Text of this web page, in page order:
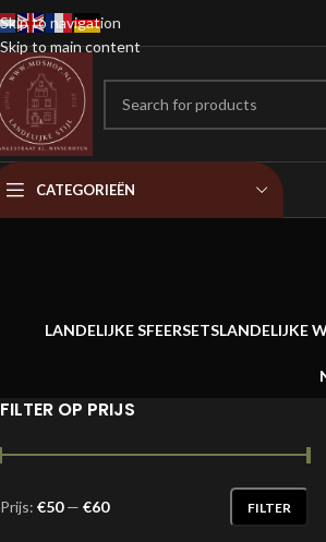
Skip to navigation
Skip to main content
CATEGORIEËN
LANDELIJKE SFEERSETSLANDELIJKE
FILTER OP PRIJS
FILTER
Prijs: €50— €60